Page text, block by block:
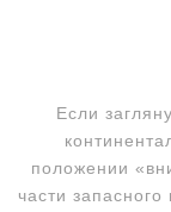
Если
положении
части